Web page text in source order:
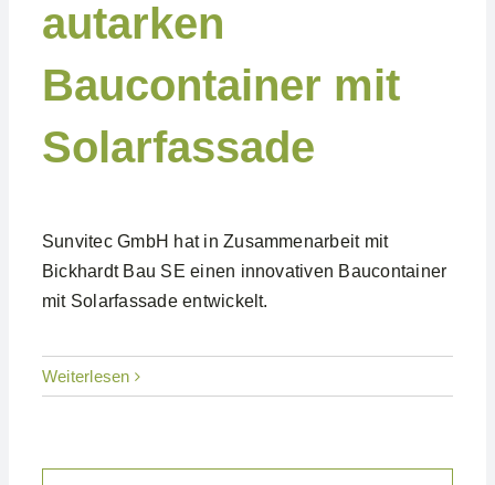
autarken
Baucontainer mit
Solarfassade
Sunvitec GmbH hat in Zusammenarbeit mit
Bickhardt Bau SE einen innovativen Baucontainer
mit Solarfassade entwickelt.
Weiterlesen